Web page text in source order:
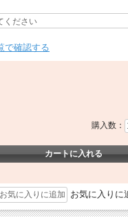
で確認する
購入数：
お気に入りに